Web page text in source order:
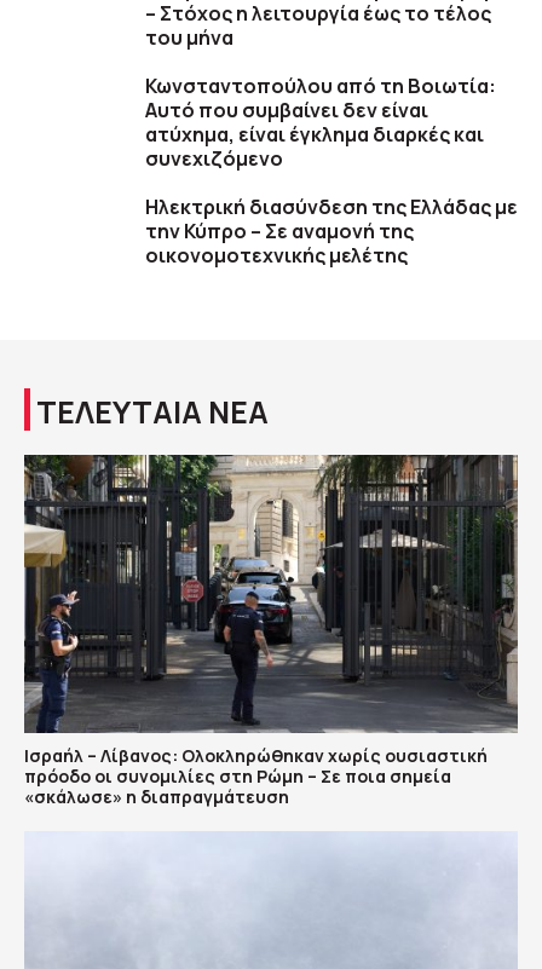
– Στόχος η λειτουργία έως το τέλος
του μήνα
Κωνσταντοπούλου από τη Βοιωτία:
Αυτό που συμβαίνει δεν είναι
ατύχημα, είναι έγκλημα διαρκές και
συνεχιζόμενο
Ηλεκτρική διασύνδεση της Ελλάδας με
την Κύπρο – Σε αναμονή της
οικονομοτεχνικής μελέτης
ΤΕΛΕΥΤΑΙΑ ΝΕΑ
Ισραήλ – Λίβανος: Ολοκληρώθηκαν χωρίς ουσιαστική
πρόοδο οι συνομιλίες στη Ρώμη – Σε ποια σημεία
«σκάλωσε» η διαπραγμάτευση